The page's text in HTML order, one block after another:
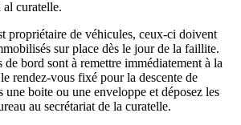
al curatelle.
propriétaire de véhicules, ceux-ci doivent
sur place dès le jour de la faillite.
de bord sont à remettre immédiatement à la
rendez-vous fixé pour la descente de
boite ou une enveloppe et déposez les
au secrétariat de la curatelle.